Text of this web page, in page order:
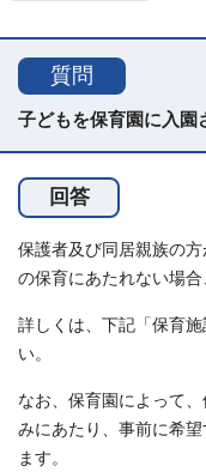
質問
子どもを保育園に入園
回答
保護者及び同居親族の
の保育にあたれない場合
詳しくは、下記「保育
い。
なお、保育園によって
みにあたり、事前に希
ます。